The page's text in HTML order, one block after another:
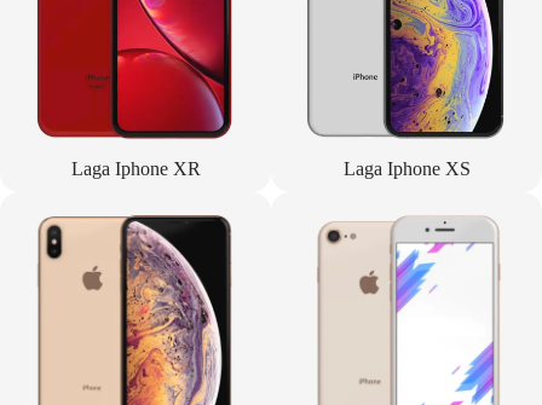
Laga Iphone XR Laga Iphone XS